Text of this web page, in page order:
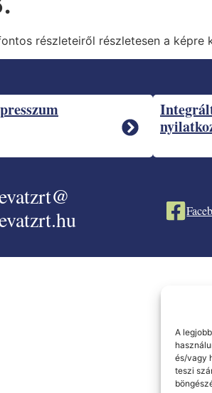
A
és/vagy
teszi
részleteiről részletesen a képre